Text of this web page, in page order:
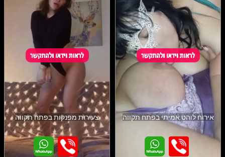
אירוח לוהט אמיתי בפתח תקווה צעירות מפנקות בפתח תקווה